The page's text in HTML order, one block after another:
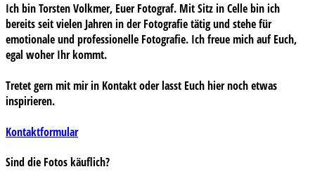
Ich bin Torsten Volkmer, Euer Fotograf. Mit Sitz in Celle bin ich
bereits seit vielen Jahren in der Fotografie tätig und stehe für
emotionale und professionelle Fotografie. Ich freue mich auf Euch,
egal woher Ihr kommt.
Tretet gern mit mir in Kontakt oder lasst Euch hier noch etwas
inspirieren.
Kontaktformular
Sind die Fotos käuflich?